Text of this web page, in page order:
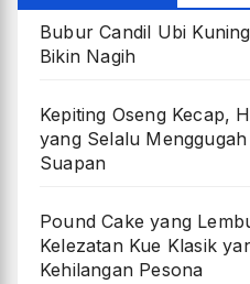
Bubur Candil Ubi
Bikin Nagih
Kepiting Oseng Kecap,
yang Selalu
Suapan
Pound Cake yang
Kelezatan Kue Klasik
Kehilangan Pesona